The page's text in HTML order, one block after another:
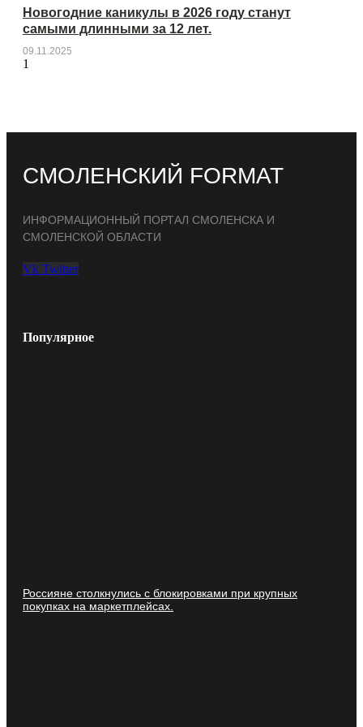
Новогодние каникулы в 2026 году станут
самыми длинными за 12 лет.
09.11.2025
СМОЛЕНСКИЙ FORMAT
ИНФОРМАЦИОННЫЙ ПОРТАЛ СМОЛЕНСКА И
СМОЛЕНСКОЙ ОБЛАСТИ
Vk Twitter
Популярное
Россияне столкнулись с блокировками при крупных
покупках на маркетплейсах.